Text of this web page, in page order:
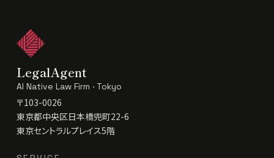
LegalAgent
AI Native Law Firm · Tokyo
〒103-0026
東京都中央区日本橋兜町22-6
東京セントラルプレイス5階